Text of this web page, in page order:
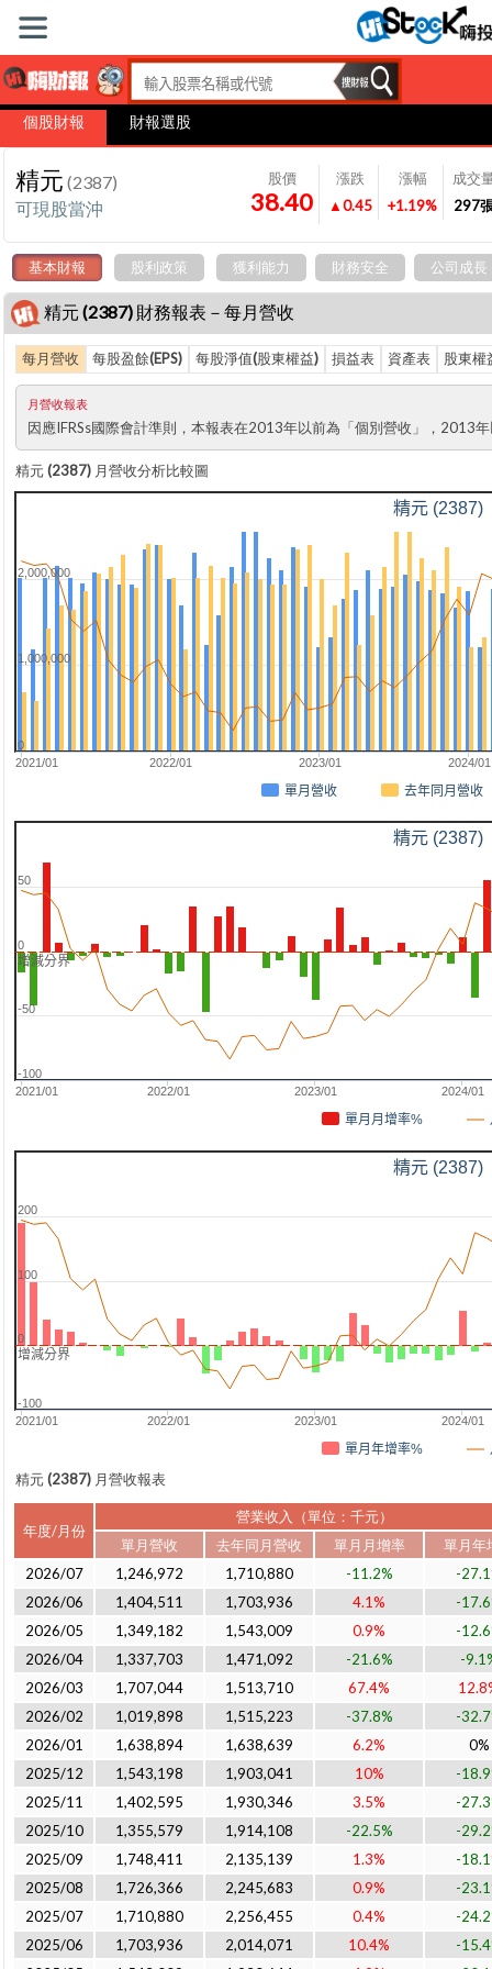
個股財報 財報選股
精元 (2387)
可現股當沖
股價
38.40
漲跌
▲0.45
漲幅
+1.19%
成交
297
基本財報 股利政策 獲利能力 財務安全 公司成長
精元 (2387) 財務報表－每月營收
每月營收 每股盈餘(EPS) 每股淨值(股東權益) 損益表 資產表 股東權
月營收報表
因應IFRSs國際會計準則，本報表在2013年以前為「個別營收」，2013
精元 (2387) 月營收分析比較圖
精元 (2387)
單月營收 去年同月營收
2021/01 2022/01 2023/01 2024/01
0
1,000,000
2,000,000
精元 (2387)
增減分界
單月月增率%
2021/01 2022/01 2023/01 2024/01
-50
0
50
-100
精元 (2387)
增減分界
單月年增率%
2021/01 2022/01 2023/01 2024/01
-100
0
100
200
精元 (2387) 月營收報表
年度/月份
營業收入
（單位：千元）
單月營收
去年同月營收 單月月增率
單月年
2026/07
1,246,972 1,710,880 -11.2%
-
2026/06
1,404,511 1,703,936 4.1%
-
2026/05
1,349,182 1,543,009 0.9%
-
2026/04
1,337,703 1,471,092 -21.6%
-
2026/03
1,707,044 1,513,710 67.4%
2026/02
1,019,898 1,515,223 -37.8%
-
2026/01
1,638,894 1,638,639 6.2%
0%
2025/12
1,543,198 1,903,041 10%
-
2025/11
1,402,595 1,930,346 3.5%
-
2025/10
1,355,579 1,914,108 -22.5%
-
2025/09
1,748,411 2,135,139 1.3%
-
2025/08
1,726,366 2,245,683 0.9%
-
2025/07
1,710,880 2,256,455 0.4%
-
2025/06
1,703,936 2,014,071 10.4%
-